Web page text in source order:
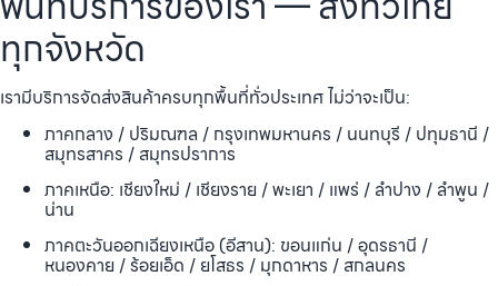
ทุกจังหวัด
เรามีบริการจัดส่งสินค้าครบทุกพื้นที่ทั่วประเทศ ไม่ว่าจะเป็น:
ภาคกลาง / ปริมณฑล / กรุงเทพมหานคร / นนทบุรี / ปทุมธานี /
สมุทรสาคร / สมุทรปราการ
ภาคเหนือ: เชียงใหม่ / เชียงราย / พะเยา / แพร่ / ลำปาง / ลำพูน /
น่าน
ภาคตะวันออกเฉียงเหนือ (อีสาน): ขอนแก่น / อุดรธานี /
หนองคาย / ร้อยเอ็ด / ยโสธร / มุกดาหาร / สกลนคร